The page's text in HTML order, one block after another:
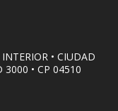
• CIUDAD
3000 • CP 04510